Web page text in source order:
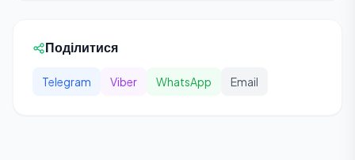
Поділитися
Telegram Viber WhatsApp Email